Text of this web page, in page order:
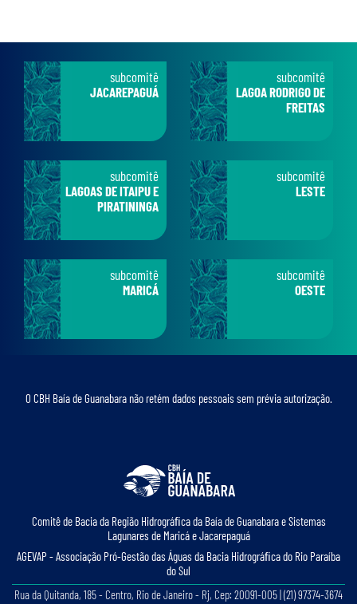
subcomitê
JACAREPAGUÁ
subcomitê
LAGOA RODRIGO DE
FREITAS
subcomitê
LAGOAS DE ITAIPU E
PIRATININGA
subcomitê
LESTE
subcomitê
MARICÁ
subcomitê
OESTE
O CBH Baía de Guanabara não retém dados pessoais sem prévia autorização.
Comitê de Bacia da Região Hidrográﬁca da Baía de Guanabara e Sistemas
Lagunares de Maricá e Jacarepaguá
AGEVAP - Associação Pró-Gestão das Águas da Bacia Hidrográﬁca do Rio Paraíba
do Sul
Rua da Quitanda, 185 - Centro, Rio de Janeiro - Rj, Cep: 20091-005 | (21) 97374-3674